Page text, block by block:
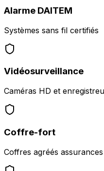
Alarme DAITEM
Systèmes sans fil certifiés
Vidéosurveillance
Caméras HD et
Coffre-fort
Coffres agréés assurances